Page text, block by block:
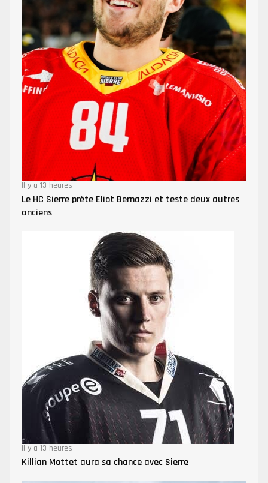
Il y a 13 heures
Le HC Sierre prête Eliot Bernazzi et teste deux autres
anciens
Il y a 13 heures
Killian Mottet aura sa chance avec Sierre